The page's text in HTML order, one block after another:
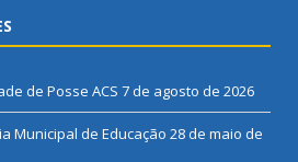
de Posse ACS 7 de agosto de 2026
Municipal de Educação 28 de maio de